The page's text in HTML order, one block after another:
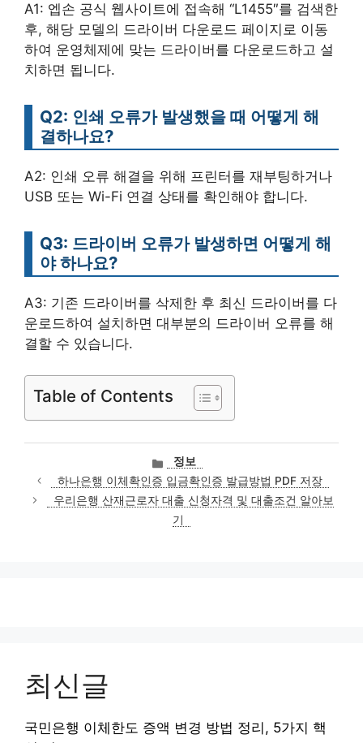
A1: 엡손 공식 웹사이트에 접속해 “L1455″를 검색한
후, 해당 모델의 드라이버 다운로드 페이지로 이동
하여 운영체제에 맞는 드라이버를 다운로드하고 설
치하면 됩니다.
Q2: 인쇄 오류가 발생했을 때 어떻게 해
결하나요?
A2: 인쇄 오류 해결을 위해 프린터를 재부팅하거나
USB 또는 Wi-Fi 연결 상태를 확인해야 합니다.
Q3: 드라이버 오류가 발생하면 어떻게 해
야 하나요?
A3: 기존 드라이버를 삭제한 후 최신 드라이버를 다
운로드하여 설치하면 대부분의 드라이버 오류를 해
결할 수 있습니다.
Table of Contents
카
테
고
리
정보
하나은행 이체확인증 입금확인증 발급방법 PDF 저장
우리은행 산재근로자 대출 신청자격 및 대출조건 알아보
기
최신글
국민은행 이체한도 증액 변경 방법 정리, 5가지 핵